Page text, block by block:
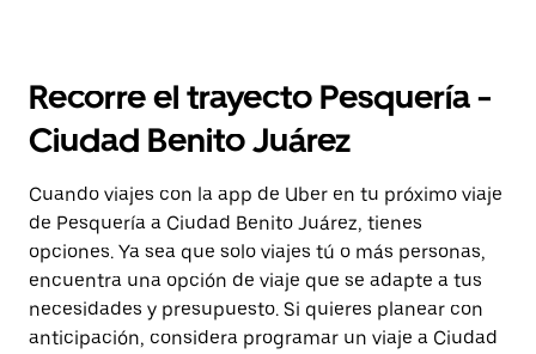
Recorre el trayecto Pesquería -
Ciudad Benito Juárez
Cuando viajes con la app de Uber en tu próximo viaje
de Pesquería a Ciudad Benito Juárez, tienes
opciones. Ya sea que solo viajes tú o más personas,
encuentra una opción de viaje que se adapte a tus
necesidades y presupuesto. Si quieres planear con
anticipación, considera programar un viaje a Ciudad